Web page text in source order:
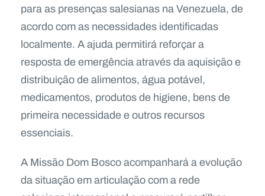
para as presenças salesianas na Venezuela, de
acordo com as necessidades identificadas
localmente. A ajuda permitirá reforçar a
resposta de emergência através da aquisição e
distribuição de alimentos, água potável,
medicamentos, produtos de higiene, bens de
primeira necessidade e outros recursos
essenciais.
A Missão Dom Bosco acompanhará a evolução
da situação em articulação com a rede